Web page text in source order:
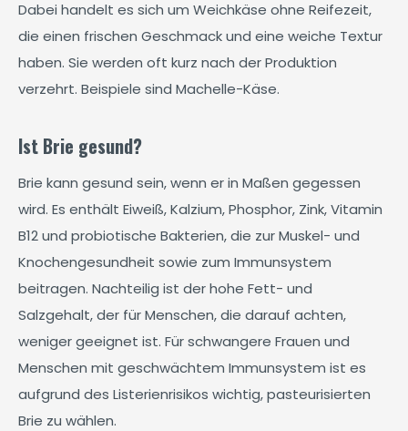
Dabei handelt es sich um Weichkäse ohne Reifezeit,
die einen frischen Geschmack und eine weiche Textur
haben. Sie werden oft kurz nach der Produktion
verzehrt. Beispiele sind Machelle-Käse.
Ist Brie gesund?
Brie kann gesund sein, wenn er in Maßen gegessen
wird. Es enthält Eiweiß, Kalzium, Phosphor, Zink, Vitamin
B12 und probiotische Bakterien, die zur Muskel- und
Knochengesundheit sowie zum Immunsystem
beitragen. Nachteilig ist der hohe Fett- und
Salzgehalt, der für Menschen, die darauf achten,
weniger geeignet ist. Für schwangere Frauen und
Menschen mit geschwächtem Immunsystem ist es
aufgrund des Listerienrisikos wichtig, pasteurisierten
Brie zu wählen.